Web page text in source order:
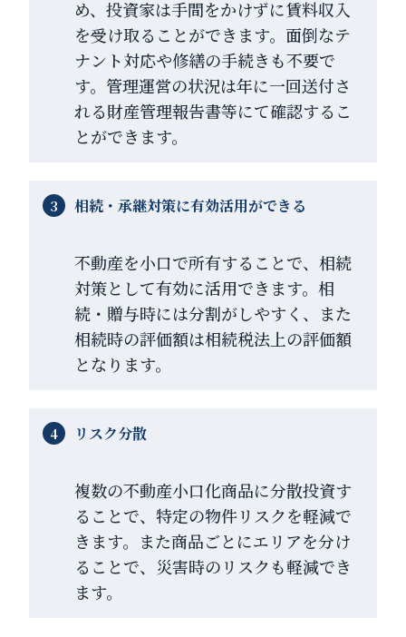
め、投資家は手間をかけずに賃料収入
を受け取ることができます。面倒なテ
ナント対応や修繕の手続きも不要で
す。管理運営の状況は年に一回送付さ
れる財産管理報告書等にて確認するこ
とができます。
相続・承継対策に有効活用ができる
不動産を小口で所有することで、相続
対策として有効に活用できます。相
続・贈与時には分割がしやすく、また
相続時の評価額は相続税法上の評価額
となります。
リスク分散
複数の不動産小口化商品に分散投資す
ることで、特定の物件リスクを軽減で
きます。また商品ごとにエリアを分け
ることで、災害時のリスクも軽減でき
ます。